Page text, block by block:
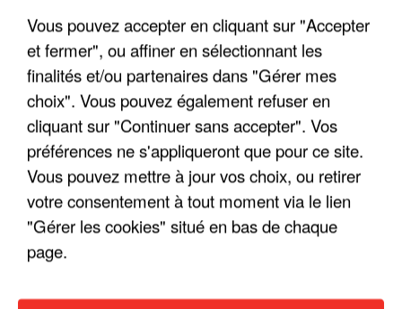
LES INTERVIEWS CHANTE
FRANCE
Voir plus
"JE SUIS À DISPOSITION DES
ENFOIRÉS"
Vous pouvez accepter en cliquant sur "Accepter
et fermer", ou affiner en sélectionnant les
finalités et/ou partenaires dans "Gérer mes
choix". Vous pouvez également refuser en
cliquant sur "Continuer sans accepter". Vos
préférences ne s'appliqueront que pour ce site.
Vous pouvez mettre à jour vos choix, ou retirer
votre consentement à tout moment via le lien
"Gérer les cookies" situé en bas de chaque
page.